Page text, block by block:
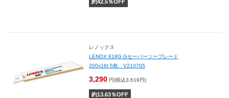
約42.5％OFF
レノックス
LENOX 818G Gセーバーソーブレード
200x18t 5枚 V210705
3,290 円(税込3,619円)
約13.63％OFF